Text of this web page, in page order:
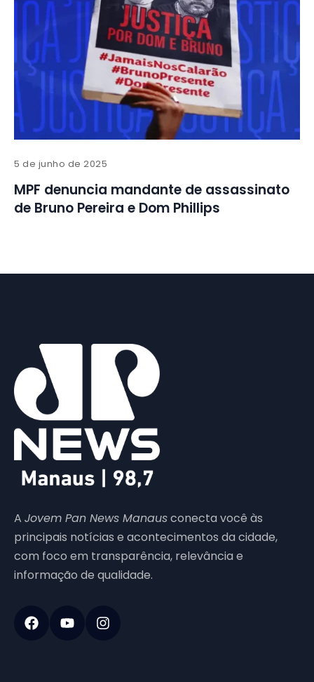
5 de junho de 2025
MPF denuncia mandante de assassinato
de Bruno Pereira e Dom Phillips
A Jovem Pan News Manausconecta você às
principais notícias e acontecimentos da cidade,
com foco em transparência, relevância e
informação de qualidade.